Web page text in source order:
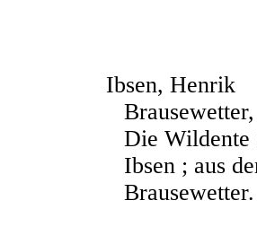
Ibsen, Henrik
Die Wildente
Ibsen ; aus